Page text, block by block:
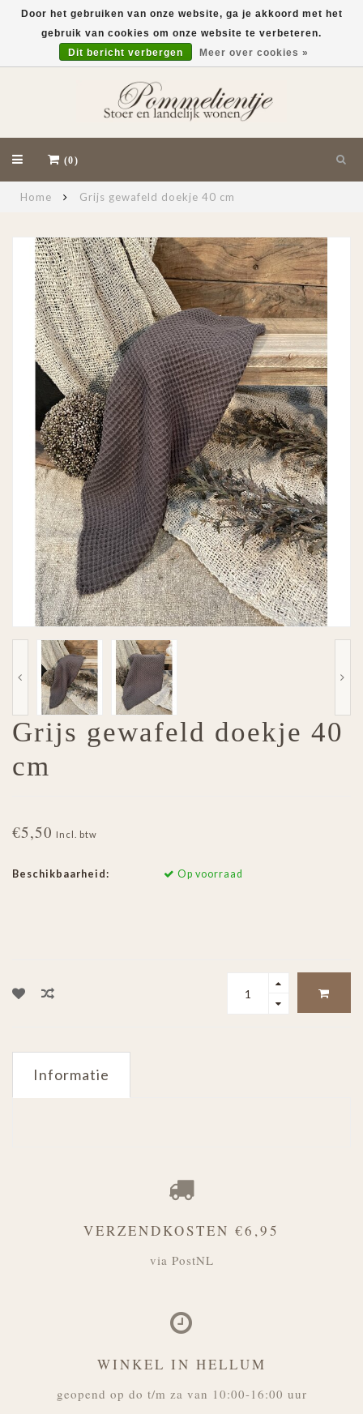
(0)
Home Grijs gewafeld doekje 40 cm
Grijs gewafeld doekje 40
cm
€5,50 Incl. btw
Beschikbaarheid: Op voorraad
Informatie
Door het gebruiken van onze website, ga je akkoord met het
gebruik van cookies om onze website te verbeteren.
Dit bericht verbergen
Meer over cookies »
VERZENDKOSTEN €6,95
via PostNL
WINKEL IN HELLUM
geopend op do t/m za van 10:00-16:00 uur